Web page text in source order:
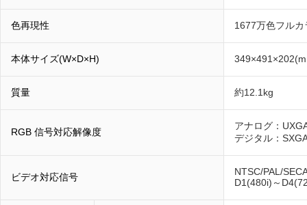
色再現性 1677万色フルカ
本体サイズ(W×D×H)
質量 約12.1kg
RGB 信号対応解像度
アナログ：
デジタル：
ビデオ対応信号
NTSC/PAL/
D1(480i)～